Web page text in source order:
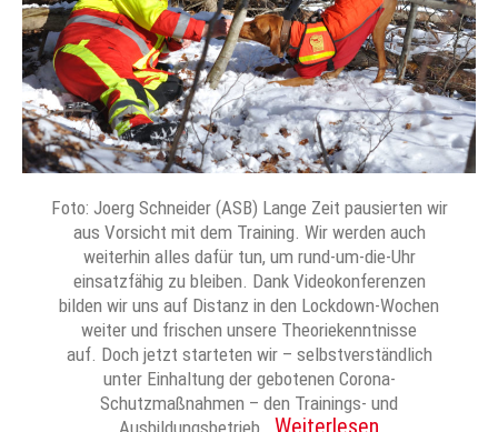
Foto: Joerg Schneider (ASB) Lange Zeit pausierten wir
aus Vorsicht mit dem Training. Wir werden auch
weiterhin alles dafür tun, um rund-um-die-Uhr
einsatzfähig zu bleiben. Dank Videokonferenzen
bilden wir uns auf Distanz in den Lockdown-Wochen
weiter und frischen unsere Theoriekenntnisse
auf. Doch jetzt starteten wir – selbstverständlich
unter Einhaltung der gebotenen Corona-
Schutzmaßnahmen – den Trainings- und